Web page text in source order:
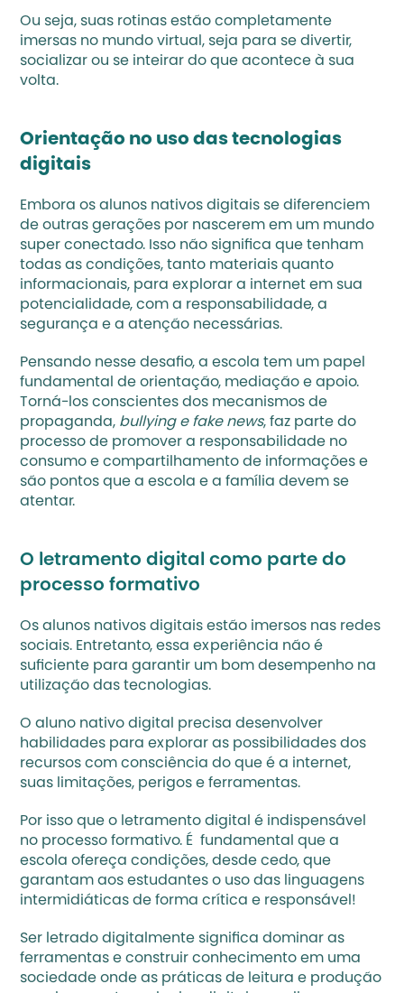
Ou seja, suas rotinas estão completamente
imersas no mundo virtual, seja para se divertir,
socializar ou se inteirar do que acontece à sua
volta.
Orientação no uso das tecnologias
digitais
Embora os alunos nativos digitais se diferenciem
de outras gerações por nascerem em um mundo
super conectado. Isso não significa que tenham
todas as condições, tanto materiais quanto
informacionais, para explorar a internet em sua
potencialidade, com a responsabilidade, a
segurança e a atenção necessárias.
Pensando nesse desafio, a escola tem um papel
fundamental de orientação, mediação e apoio.
Torná-los conscientes dos mecanismos de
propaganda, bullying e fake news, faz parte do
processo de promover a responsabilidade no
consumo e compartilhamento de informações e
são pontos que a escola e a família devem se
atentar.
O letramento digital como parte do
processo formativo
Os alunos nativos digitais estão imersos nas redes
sociais. Entretanto, essa experiência não é
suficiente para garantir um bom desempenho na
utilização das tecnologias.
O aluno nativo digital precisa desenvolver
habilidades para explorar as possibilidades dos
recursos com consciência do que é a internet,
suas limitações, perigos e ferramentas.
Por isso que o letramento digital é indispensável
no processo formativo. É  fundamental que a
escola ofereça condições, desde cedo, que
garantam aos estudantes o uso das linguagens
intermidiáticas de forma crítica e responsável!
Ser letrado digitalmente significa dominar as
ferramentas e construir conhecimento em uma
sociedade onde as práticas de leitura e produção